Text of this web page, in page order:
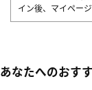
イン後、マイペー
あなたへのおす